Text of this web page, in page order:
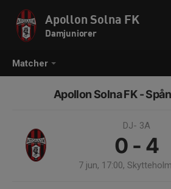
Matcher
Apollon Solna FK
Damjuniorer
Apollon Solna FK -
DJ- 3A
0 - 4
7 jun, 17:00,